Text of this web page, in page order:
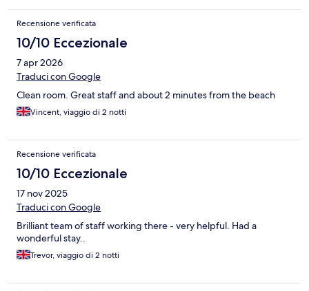
Recensione verificata
10/10 Eccezionale
7 apr 2026
Traduci con Google
Clean room. Great staff and about 2 minutes from the beach
Vincent, viaggio di 2 notti
Recensione verificata
10/10 Eccezionale
17 nov 2025
Traduci con Google
Brilliant team of staff working there - very helpful. Had a
wonderful stay..
Trevor, viaggio di 2 notti